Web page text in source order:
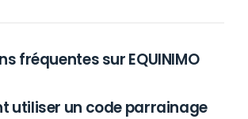
fréquentes sur EQUINIMO
utiliser un code parrainage